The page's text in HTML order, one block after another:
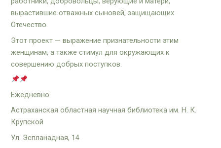
вырастившие отважных сыновей, защищающих
Отечество.
Этот проект — выражение признательности этим
женщинам, а также стимул для окружающих к
совершению добрых поступков.
Ежедневно
Астраханская областная научная библиотека им. Н. К.
Крупской
Ул. Эспланадная, 14